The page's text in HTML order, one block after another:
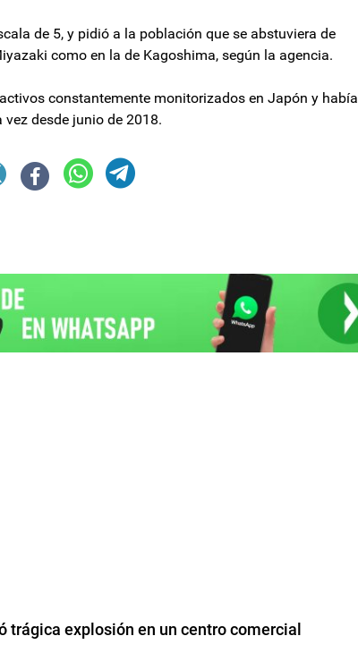
de 5, y pidió a la población que se abstuviera de
como en la de Kagoshima, según la agencia.
constantemente monitorizados en Japón y había
desde junio de 2018.
explosión en un centro comercial